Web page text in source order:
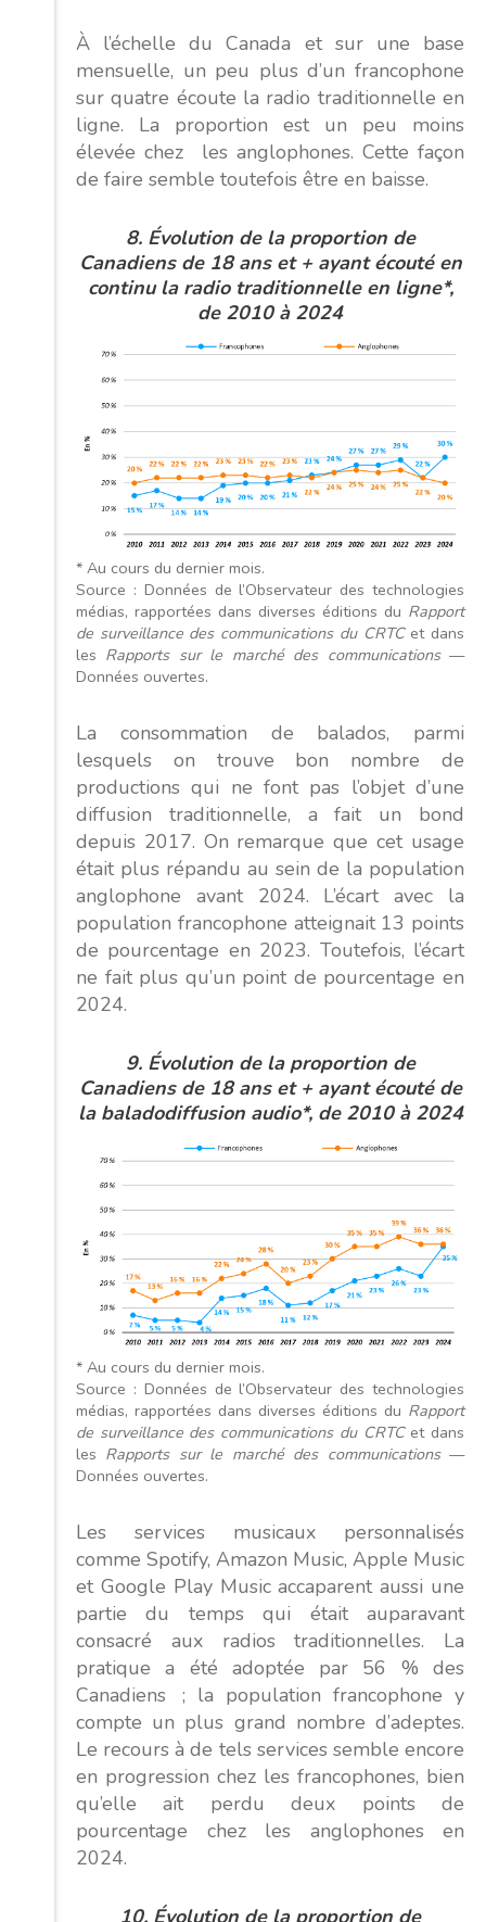
À l’échelle du Canada et sur une base
mensuelle, un peu plus d’un francophone
sur quatre écoute la radio traditionnelle en
ligne. La proportion est un peu moins
élevée chez les anglophones. Cette façon
de faire semble toutefois être en baisse.
8. Évolutionde la proportion de
Canadiens de 18 ans et + ayant écouté en
continu la radio traditionnelle en ligne*,
de 2010 à 2024
* Au cours du dernier mois.
Source : Données de l’Observateur des technologies
médias, rapportées dans diverses éditions du Rapport
de surveillance des communications du CRTCet dans
les Rapports sur le marché des communications—
Données ouvertes.
La consommation de balados, parmi
lesquels on trouve bon nombre de
productions qui ne font pas l’objet d’une
diffusion traditionnelle, a fait un bond
depuis 2017. On remarque que cet usage
était plus répandu au sein de la population
anglophone avant 2024. L’écart avec la
population francophone atteignait 13 points
de pourcentage en 2023. Toutefois, l’écart
ne fait plus qu’un point de pourcentage en
2024.
9. Évolution de la proportion de
Canadiens de 18 ans et + ayant écouté de
la baladodiffusion audio*, de 2010 à 2024
* Au cours du dernier mois.
Source : Données de l’Observateur des technologies
médias, rapportées dans diverses éditions du Rapport
de surveillance des communications du CRTCet dans
les Rapports sur le marché des communications—
Données ouvertes.
Les services musicaux personnalisés
comme Spotify, Amazon Music, Apple Music
et Google Play Music accaparent aussi une
partie du temps qui était auparavant
consacré aux radios traditionnelles. La
pratique a été adoptée par 56 % des
Canadiens ; la population francophone y
compte un plus grand nombre d’adeptes.
Le recours à de tels services semble encore
en progression chez les francophones, bien
qu’elle ait perdu deux points de
pourcentage chez les anglophones en
2024.
10. Évolution de la proportion de